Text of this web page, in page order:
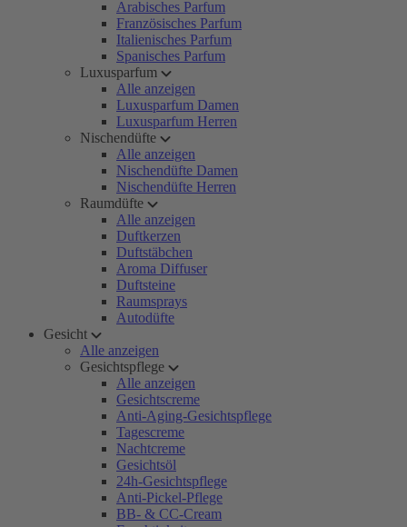
Arabisches Parfum
Französisches Parfum
Italienisches Parfum
Spanisches Parfum
Luxusparfum
Alle anzeigen
Luxusparfum Damen
Luxusparfum Herren
Nischendüfte
Alle anzeigen
Nischendüfte Damen
Nischendüfte Herren
Raumdüfte
Alle anzeigen
Duftkerzen
Duftstäbchen
Aroma Diffuser
Duftsteine
Raumsprays
Autodüfte
Gesicht
Alle anzeigen
Gesichtspflege
Alle anzeigen
Gesichtscreme
Anti-Aging-Gesichtspflege
Tagescreme
Nachtcreme
Gesichtsöl
24h-Gesichtspflege
Anti-Pickel-Pflege
BB- & CC-Cream